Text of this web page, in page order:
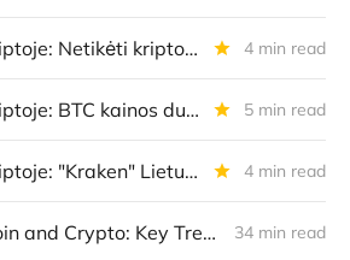
Savaitė kriptoje: Netikėti kripto senbuvių pasitraukimai, BTC atlaikė akcijų išpardavimą, žetonizuotos karvės 4 min read
Savaitė kriptoje: BTC kainos dugno lūkesčiai, ginčai dėl piniginių įrenginių, baimė dėl bankų 5 min read
Savaitė kriptoje: "Kraken" Lietuvoje, bitkoineriai prieš pavojingą direktyvą, pasitikrink piniginės saugumą 4 min read
Q2 in Bitcoin and Crypto: Key Trends, Patterns, and What to Watch in Q3 34 min read